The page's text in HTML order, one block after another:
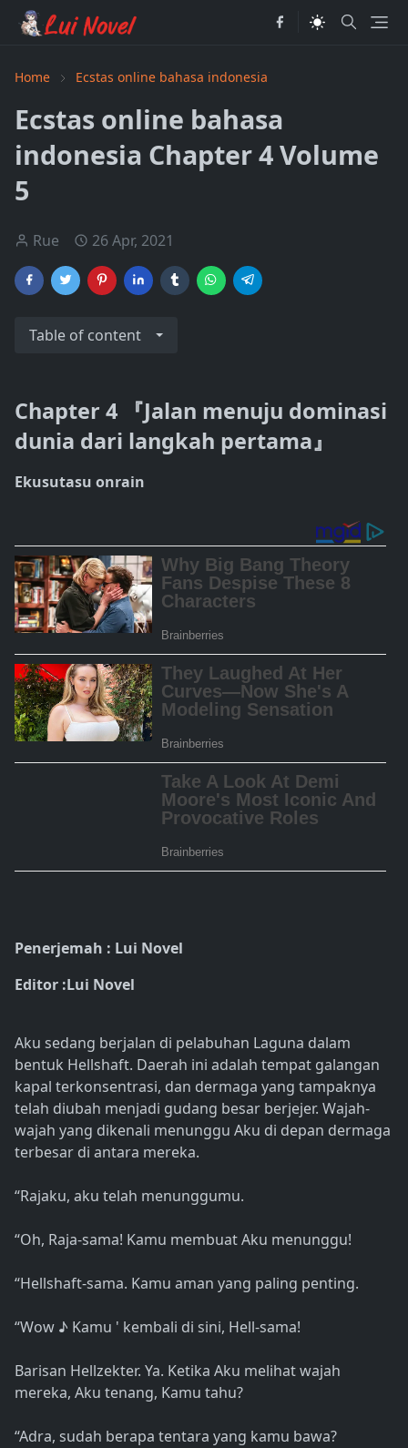
Home Ecstas online bahasa indonesia
Ecstas online bahasa
indonesia Chapter 4 Volume
5
Rue 26 Apr, 2021
Table of content
Chapter 4 『Jalan menuju dominasi
dunia dari langkah pertama』
Ekusutasu onrain
Penerjemah : Lui Novel
Editor :Lui Novel
Aku sedang berjalan di pelabuhan Laguna dalam
bentuk Hellshaft. Daerah ini adalah tempat galangan
kapal terkonsentrasi, dan dermaga yang tampaknya
telah diubah menjadi gudang besar berjejer. Wajah-
wajah yang dikenali menunggu Aku di depan dermaga
terbesar di antara mereka.
“Rajaku, aku telah menunggumu.
“Oh, Raja-sama! Kamu membuat Aku menunggu!
“Hellshaft-sama. Kamu aman yang paling penting.
“Wow ♪ Kamu ' kembali di sini, Hell-sama!
Barisan Hellzekter. Ya. Ketika Aku melihat wajah
mereka, Aku tenang, Kamu tahu?
“Adra, sudah berapa tentara yang kamu bawa?